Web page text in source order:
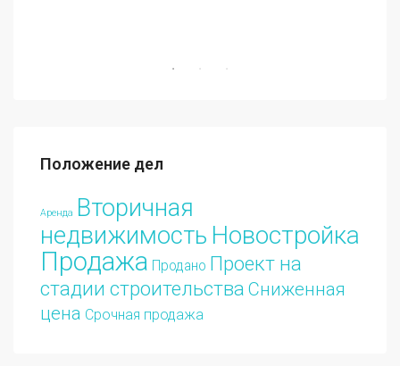
Положение дел
Аренда Вторичная
недвижимость Новостройка
Продажа Продано Проект на
стадии строительства Сниженная
цена Срочная продажа